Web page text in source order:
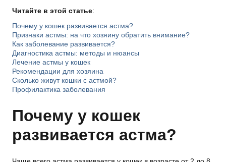
Читайте в этой статье:
Почему у кошек развивается астма?
Признаки астмы: на что хозяину обратить внимание?
Как заболевание развивается?
Диагностика астмы: методы и нюансы
Лечение астмы у кошек
Рекомендации для хозяина
Сколько живут кошки с астмой?
Профилактика заболевания
Почему у кошек
развивается астма?